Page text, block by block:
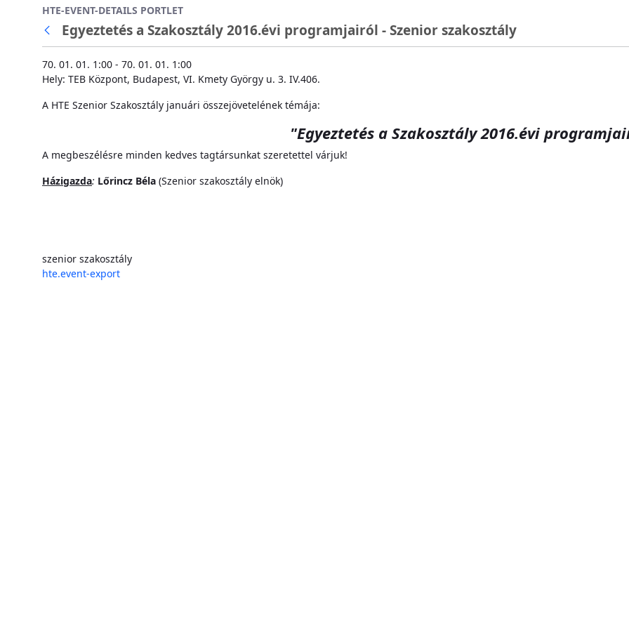
Ugrás a fő tartalomhoz
HTE-EVENT-DETAILS PORTLET
Egyeztetés a Szakosztály 2016.évi programjairól - Szenior szakosztály
70. 01. 01. 1:00 - 70. 01. 01. 1:00
Hely: TEB Központ, Budapest, VI. Kmety György u. 3. IV.406.
A HTE Szenior Szakosztály januári összejövetelének témája:
"Egyeztetés a Szakosztály 2016.évi
A megbeszélésre minden kedves tagtársunkat szeretettel várjuk!
Házigazda: Lőrincz Béla (Szenior szakosztály elnök)
szenior szakosztály
hte.event-export